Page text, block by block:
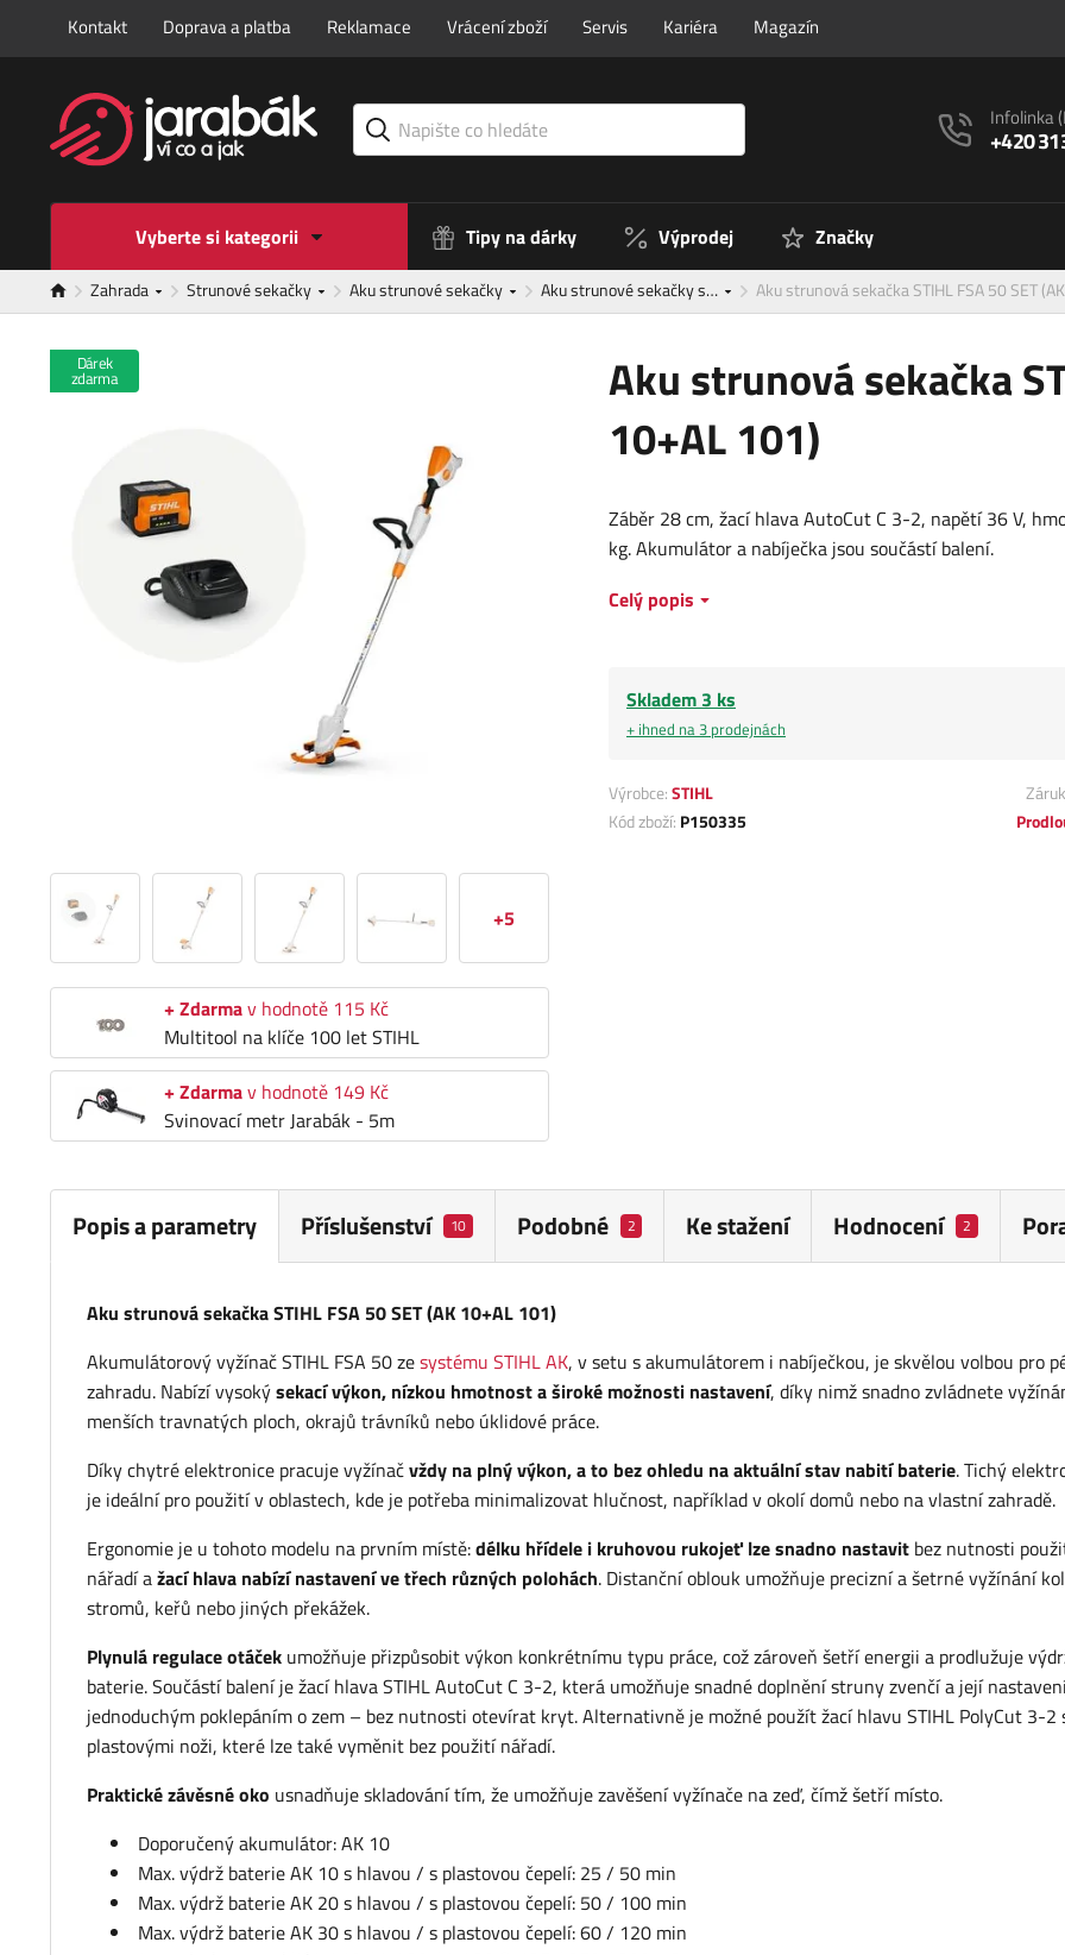
Kontakt Doprava a platba Reklamace Vrácení zboží Servis Kariéra Magazín
Infolinka
+420
Vyberte si kategorii Tipy na dárky Výprodej Značky
Zahrada Strunové sekačky Aku strunové sekačky Aku strunové sekačky s… Aku strunová sekačka STIHL FSA 50 SET
Aku strunová sekačka
10+AL 101)
Dárek
zdarma
+5
+ Zdarmav hodnotě 115 Kč
Multitool na klíče 100 let STIHL
+ Zdarmav hodnotě 149 Kč
Svinovací metr Jarabák - 5m
Záběr 28 cm, žací hlava AutoCut C 3-2, napětí 36 V,
kg. Akumulátor a nabíječka jsou součástí balení.
Celý popis
Skladem 3 ks
+ ihned na 3 prodejnách
Výrobce:STIHL
Kód zboží: P150335
Popis a parametry Příslušenství 10 Podobné 2 Ke stažení Hodnocení 2
Aku strunová sekačka STIHL FSA 50 SET (AK 10+AL 101)
Akumulátorový vyžínač STIHL FSA 50 zesystému STIHL AK, v setu s akumulátorem i nabíječkou, je skvělou volbou pro
zahradu. Nabízí vysokýsekací výkon, nízkou hmotnost a široké možnosti nastavení, díky nimž snadno zvládnete
menších travnatých ploch, okrajů trávníků nebo úklidové práce.
Díky chytré elektronice pracuje vyžínačvždy na plný výkon, a to bez ohledu na aktuální stav nabití baterie. Tichý
je ideální pro použití v oblastech, kde je potřeba minimalizovat hlučnost, například v okolí domů nebo na vlastní zahradě.
Ergonomie je u tohoto modelu na prvním místě:délku hřídele i kruhovou rukojeť lze snadno nastavit bez nutnosti
nářadí ažací hlava nabízí nastavení ve třech různých polohách. Distanční oblouk umožňuje precizní a šetrné vyžínání
stromů, keřů nebo jiných překážek.
Plynulá regulace otáček umožňuje přizpůsobit výkon konkrétnímu typu práce, což zároveň šetří energii a prodlužuje
baterie. Součástí balení je žací hlava STIHL AutoCut C 3-2, která umožňuje snadné doplnění struny zvenčí a její
jednoduchým poklepáním o zem – bez nutnosti otevírat kryt. Alternativně je možné použít žací hlavu STIHL PolyCut 3-2
plastovými noži, které lze také vyměnit bez použití nářadí.
Praktické závěsné oko usnadňuje skladování tím, že umožňuje zavěšení vyžínače na zeď, čímž šetří místo.
Doporučený akumulátor: AK 10
Max. výdrž baterie AK 10 s hlavou / s plastovou čepelí: 25 / 50 min
Max. výdrž baterie AK 20 s hlavou / s plastovou čepelí: 50 / 100 min
Max. výdrž baterie AK 30 s hlavou / s plastovou čepelí: 60 / 120 min